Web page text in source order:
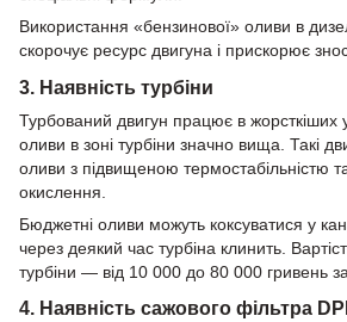
Використання «бензинової» оливи в
скорочує ресурс двигуна і прискорює
3. Наявність турбіни
Турбований двигун працює в жорсткіших
оливи в зоні турбіни значно вища. Такі
оливи з підвищеною термостабільністю
окислення.
Бюджетні оливи можуть коксуватися у
через деякий час турбіна клинить.
турбіни — від 10 000 до 80 000 гривень
4. Наявність сажового фільтра